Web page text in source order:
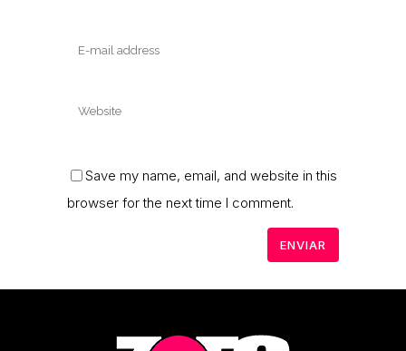
Save my name, email, and website in this
browser for the next time I comment.